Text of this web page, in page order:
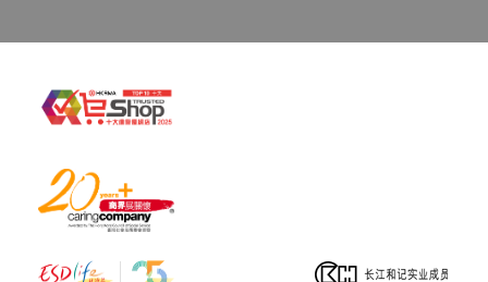
肌肉百分比 *
身体脂肪百分比 *
18种高危型基因分型:
HIV16,18,31,33,35,39,45,51,52,53,56,58,59,66,68,73,82,83
10种低危型基因分型: HIV6,11,26,40,42,43,44,54,61,81